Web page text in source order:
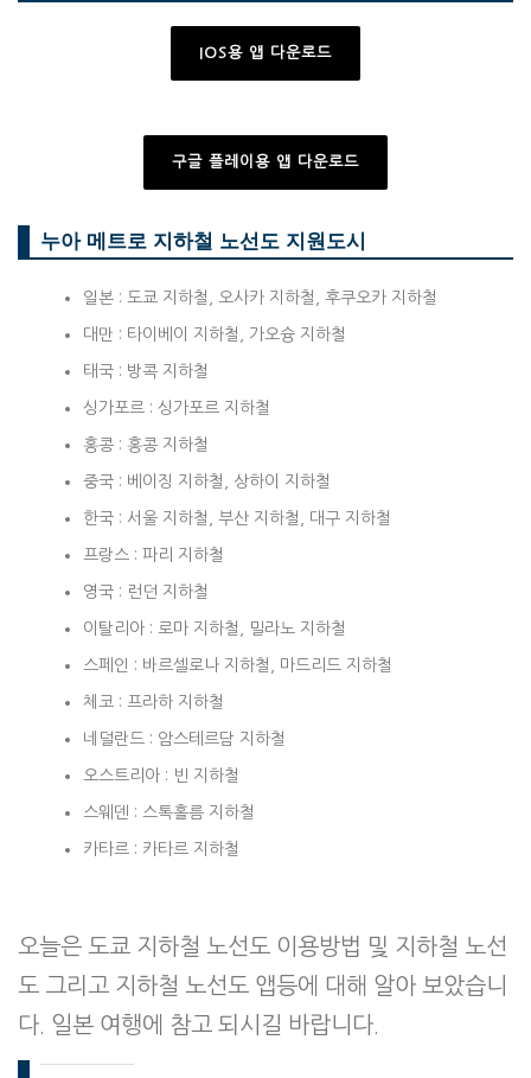
IOS용 앱 다운로드
구글 플레이용 앱 다운로드
누아 메트로 지하철 노선도 지원도시
일본 : 도쿄 지하철, 오사카 지하철, 후쿠오카 지하철
대만 : 타이베이 지하철, 가오슝 지하철
태국 : 방콕 지하철
싱가포르 : 싱가포르 지하철
홍콩 : 홍콩 지하철
중국 : 베이징 지하철, 상하이 지하철
한국 : 서울 지하철, 부산 지하철, 대구 지하철
프랑스 : 파리 지하철
영국 : 런던 지하철
이탈리아 : 로마 지하철, 밀라노 지하철
스페인 : 바르셀로나 지하철, 마드리드 지하철
체코 : 프라하 지하철
네덜란드 : 암스테르담 지하철
오스트리아 : 빈 지하철
스웨덴 : 스톡홀름 지하철
카타르 : 카타르 지하철
오늘은 도쿄 지하철 노선도 이용방법 및 지하철 노선
도 그리고 지하철 노선도 앱등에 대해 알아 보았습니
다. 일본 여행에 참고 되시길 바랍니다.